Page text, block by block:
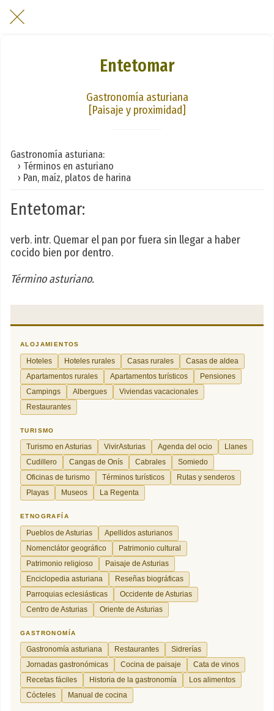
Entetomar
Gastronomía asturiana
[Paisaje y proximidad]
Gastronomía asturiana:
› Términos en asturiano
› Pan, maíz, platos de harina
Entetomar:
verb. intr. Quemar el pan por fuera sin llegar a haber
cocido bien por dentro.
Término asturiano.